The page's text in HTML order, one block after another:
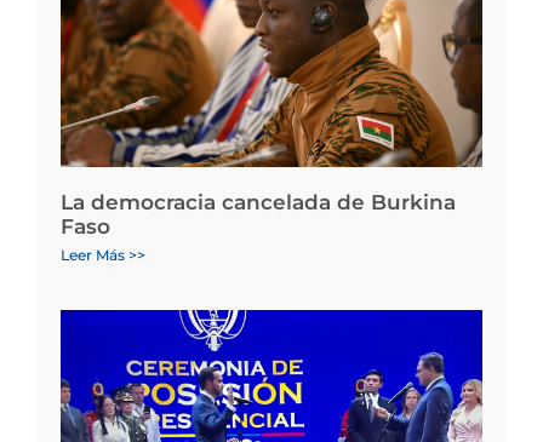
La democracia cancelada de Burkina
Faso
Leer Más >>